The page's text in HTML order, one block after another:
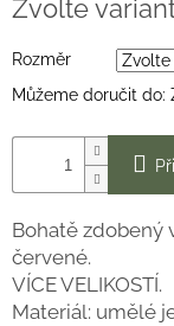
cena:
Zvolte
Rozměr
Můžeme doručit do:
Bohatě zdobený
červené.
VÍCE VELIKOSTÍ.
Materiál: umělé